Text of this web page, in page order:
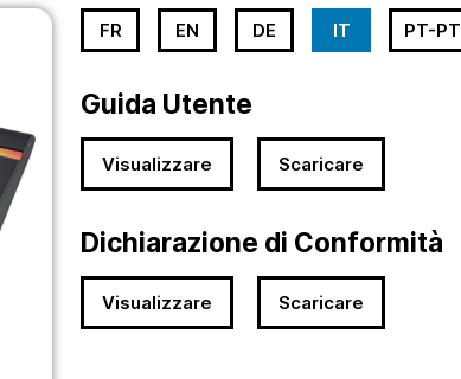
FR EN DE IT PT-PT
Guida Utente
Visualizzare Scaricare
Dichiarazione di Conformità
Visualizzare Scaricare